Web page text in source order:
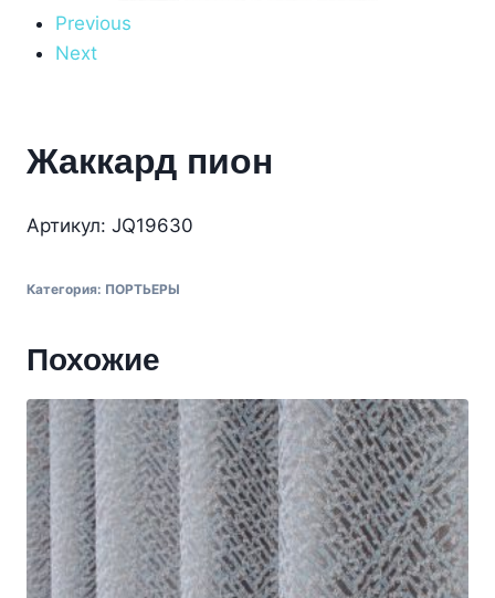
Previous
Next
Жаккард пион
Артикул: JQ19630
Категория: ПОРТЬЕРЫ
Похожие